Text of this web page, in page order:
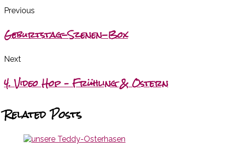
Previous
Geburtstag-Szenen-Box
Next
4. Video Hop – Frühling & Ostern
Related Posts